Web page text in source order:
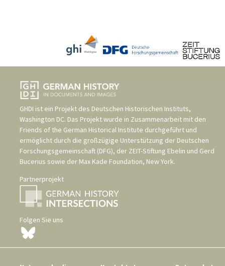
GHDI ist ein Projekt des Deutschen Historischen Instituts,
Washington DC. Das Projekt wurde in Zusammenarbeit mit den
Friends of the German Historical Institute durchgeführt und
ermöglicht durch die großzügige Unterstützung der Deutschen
Forschungsgemeinschaft (DFG), der ZEIT-Stiftung Ebelin und Gerd
Bucerius sowie der Max Kade Foundation, New York.
Partnerprojekt
Folgen Sie uns